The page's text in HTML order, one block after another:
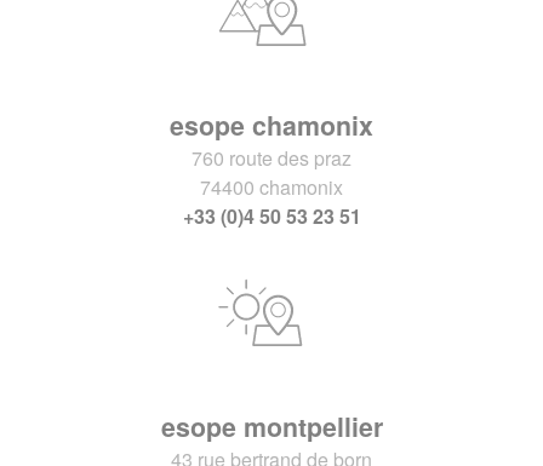
esope chamonix
760 route des praz
74400 chamonix
+33 (0)4 50 53 23 51
esope montpellier
43 rue bertrand de born